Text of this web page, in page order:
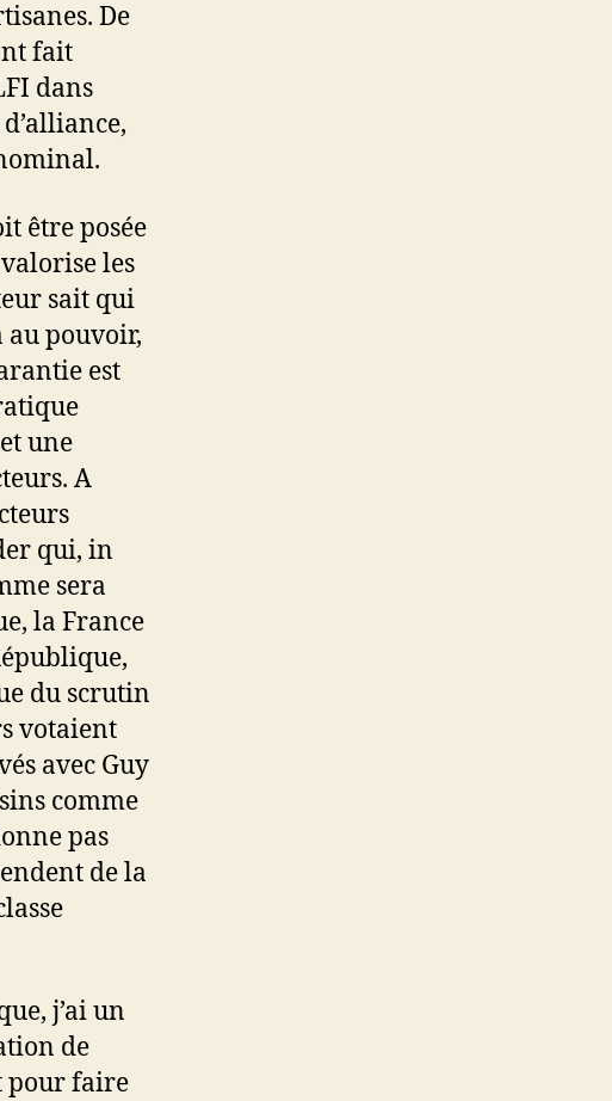
De
fait
dans
être posée
les
sait qui
pouvoir,
est
une
A
qui, in
sera
la France
du scrutin
votaient
avec Guy
comme
pas
de la
j’ai un
de
pour faire